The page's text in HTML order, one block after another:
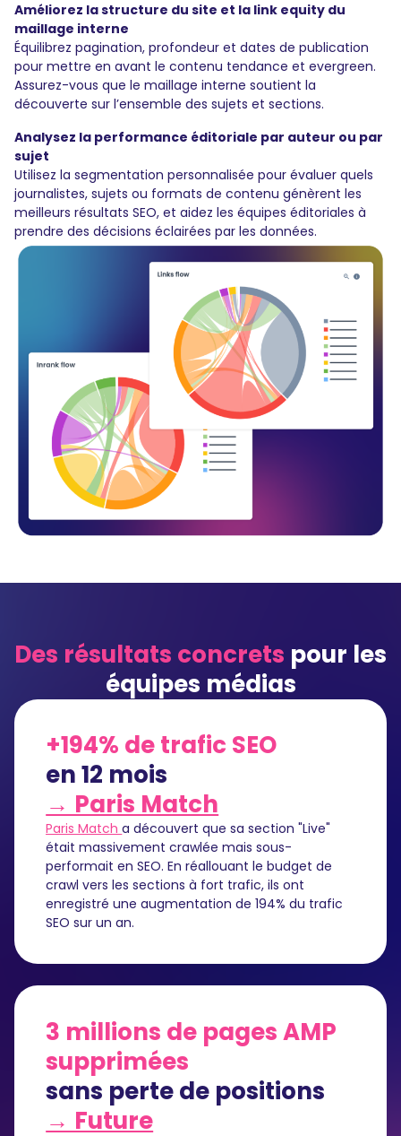
Améliorez la structure du site et la link equity du
maillage interne
Équilibrez pagination, profondeur et dates de publication
pour mettre en avant le contenu tendance et evergreen.
Assurez-vous que le maillage interne soutient la
découverte sur l’ensemble des sujets et sections.
Analysez la performance éditoriale par auteur ou par
sujet
Utilisez la segmentation personnalisée pour évaluer quels
journalistes, sujets ou formats de contenu génèrent les
meilleurs résultats SEO, et aidez les équipes éditoriales à
prendre des décisions éclairées par les données.
Des résultats concrets pour les
équipes médias
+194% de trafic SEO
en 12 mois
→ Paris Match
Paris Matcha découvert que sa section "Live"
était massivement crawlée mais sous-
performait en SEO. En réallouant le budget de
crawl vers les sections à fort trafic, ils ont
enregistré une augmentation de 194% du trafic
SEO sur un an.
3 millions de pages AMP
supprimées
sans perte de positions
→ Future